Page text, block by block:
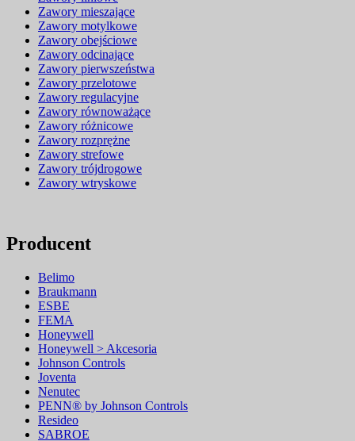
Zawory mieszające
Zawory motylkowe
Zawory obejściowe
Zawory odcinające
Zawory pierwszeństwa
Zawory przelotowe
Zawory regulacyjne
Zawory równoważące
Zawory różnicowe
Zawory rozprężne
Zawory strefowe
Zawory trójdrogowe
Zawory wtryskowe
Producent
Belimo
Braukmann
ESBE
FEMA
Honeywell
Honeywell > Akcesoria
Johnson Controls
Joventa
Nenutec
PENN® by Johnson Controls
Resideo
SABROE